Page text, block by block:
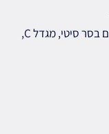
כתובתנו: תוצרת הארץ 3, פתח תקווה. מתחם בסר סיטי, מגדל C,